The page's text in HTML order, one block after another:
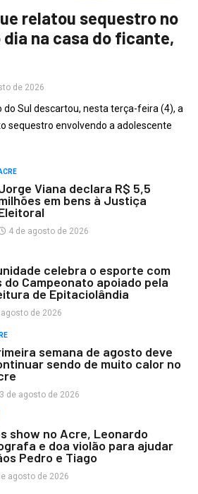
relatou sequestro no
dia na casa do ficante,
de 2026
do Sul descartou, nesta terça-feira (4), a
sequestro envolvendo a adolescente
Viana declara R$ 5,5
em bens à Justiça
4 de agosto de 2026
celebra o esporte com
do Campeonato apoiado pela
de Epitaciolândia
de 2026
semana de agosto deve
sendo de muito calor no
3 de agosto de 2026
show no Acre, Leonardo
e doa violão para ajudar
Pedro e Tiago
agosto de 2026